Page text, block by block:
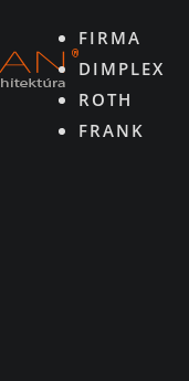
FIRMA
DIMPLEX
ROTH
FRANK